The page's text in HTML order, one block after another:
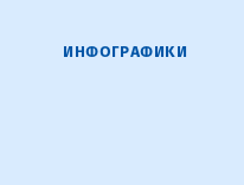
ИНФОГРАФИКИ